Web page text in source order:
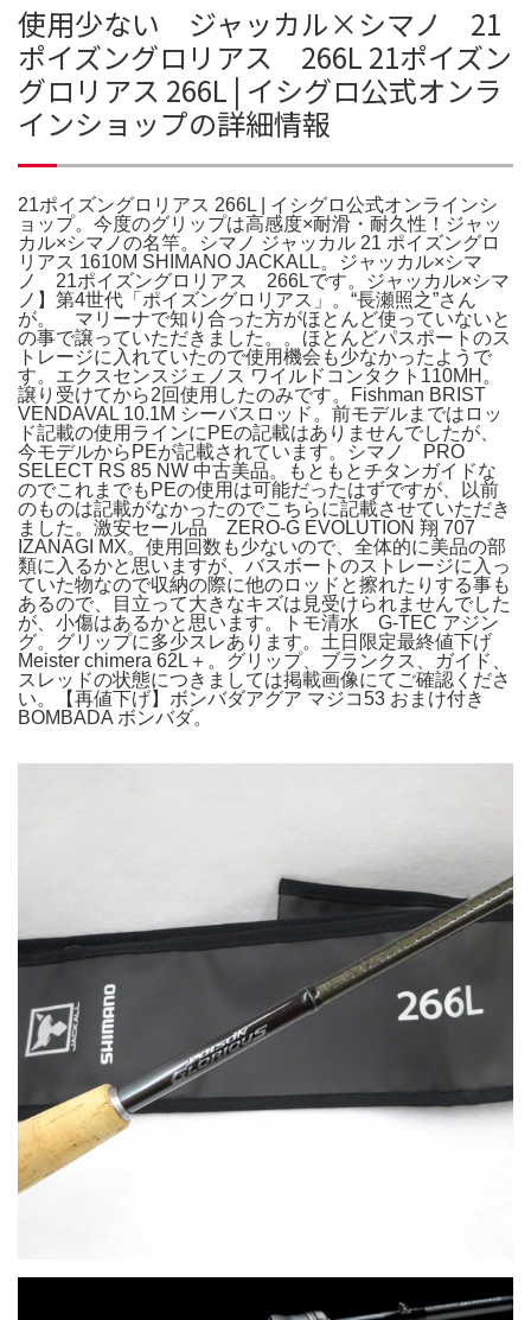
使用少ない ジャッカル×シマノ 21
ポイズングロリアス 266L 21ポイズン
グロリアス 266L | イシグロ公式オンラ
インショップの詳細情報
21ポイズングロリアス 266L | イシグロ公式オンラインシ
ョップ。今度のグリップは高感度×耐滑・耐久性！ジャッ
カル×シマノの名竿。シマノ ジャッカル 21 ポイズングロ
リアス 1610M SHIMANO JACKALL。ジャッカル×シマ
ノ 21ポイズングロリアス 266Lです。ジャッカル×シマ
ノ】第4世代「ポイズングロリアス」。“長瀬照之”さん
が。 マリーナで知り合った方がほとんど使っていないと
の事で譲っていただきました。。ほとんどパスポートのス
トレージに入れていたので使用機会も少なかったようで
す。エクスセンスジェノス ワイルドコンタクト110MH。
譲り受けてから2回使用したのみです。Fishman BRIST
VENDAVAL 10.1M シーバスロッド。前モデルまではロッ
ド記載の使用ラインにPEの記載はありませんでしたが、
今モデルからPEが記載されています。シマノ PRO
SELECT RS 85 NW 中古美品。もともとチタンガイドな
のでこれまでもPEの使用は可能だったはずですが、以前
のものは記載がなかったのでこちらに記載させていただき
ました。激安セール品 ZERO-G EVOLUTION 翔 707
IZANAGI MX。使用回数も少ないので、全体的に美品の部
類に入るかと思いますが、バスボートのストレージに入っ
ていた物なので収納の際に他のロッドと擦れたりする事も
あるので、目立って大きなキズは見受けられませんでした
が、小傷はあるかと思います。トモ清水 G-TEC アジン
グ。グリップに多少スレあります。土日限定最終値下げ
Meister chimera 62L＋。グリップ、ブランクス、ガイド、
スレッドの状態につきましては掲載画像にてご確認くださ
い。【再値下げ】ボンバダアグア マジコ53 おまけ付き
BOMBADA ボンバダ。